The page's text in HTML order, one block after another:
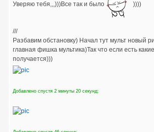
Уверяю тебя,,,)))Все так и было ))))
///
Разбавим обстановку) Начал тут мульт новый
главная фишка мультика)Так что если есть
получается)))
Добавлено спустя 2 минуты 20 секунд: